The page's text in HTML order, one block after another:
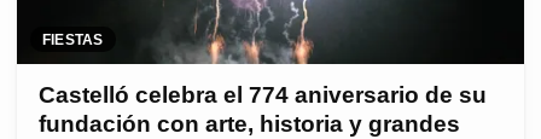
FIESTAS
Castelló celebra el 774 aniversario de su
fundación con arte, historia y grandes